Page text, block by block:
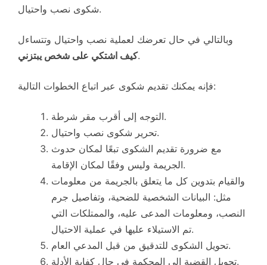
شكوى نصب واحتيال.
وبالتالي في حال تعرضك لعملية نصب واحتيال وتتساءل
كيف اشتكي على شخص يبتزني.
فإنه يمكنك تقديم شكوى عبر اتباع الخطوات التالية:
التوجه إلى أقرب مقر شرطة.
تحرير شكوى نصب واحتيال.
مع ضرورة تقديم الشكوى تبعًا لمكان حدوث
الجريمة وليس وفقًا لمكان الإقامة.
والقيام بتدوين كل ما يتعلق بالجريمة من معلومات
مثل: البيانات الشخصية للضحية، وتفاصيل جرم
النصب، ومعلومات المدعى عليه، والممتلكات التي
تم الاستيلاء عليها في عملية الاحتيال.
تحويل الشكوى للتدقيق من قبل المدعي العام.
تحويل القضية إلى المحكمة في حال كفاية الأدلة.